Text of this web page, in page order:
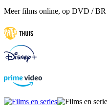
Meer films online, op DVD / BR